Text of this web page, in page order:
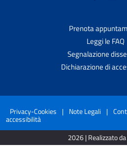
Prenota
Leggi le FAQ
Segnalazione
Dichiarazione di
Privacy-Cookies | Note Legali |
accessibilità
2026 | Realizzato